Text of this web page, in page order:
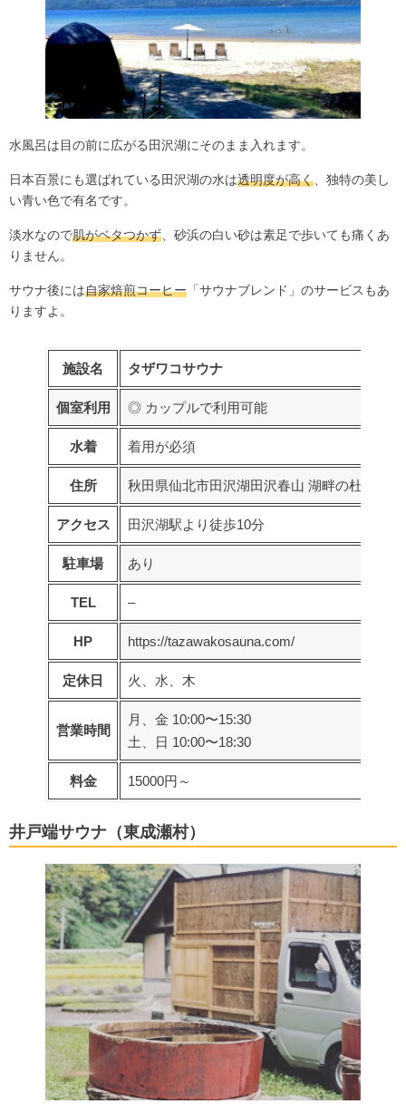
水風呂は目の前に広がる田沢湖にそのまま入れます。
日本百景にも選ばれている田沢湖の水は透明度が高く 、独特の美し
い青い色で有名です。
淡水なので肌がベタつかず 、砂浜の白い砂は素足で歩いても痛くあ
りません。
サウナ後には自家焙煎コーヒー 「サウナブレンド」のサービスもあ
りますよ。
施設名 タザワコサウナ
個室利用 ◎ カップルで利用可能
水着 着用が必須
住所 秋田県仙北市田沢湖田沢春山 湖畔の杜レス
アクセス 田沢湖駅より徒歩10分
駐車場 あり
TEL –
HP https://tazawakosauna.com/
定休日 火、水、木
営業時間
月、金 10:00〜15:30
土、日 10:00〜18:30
料金 15000円～
井戸端サウナ（東成瀬村）